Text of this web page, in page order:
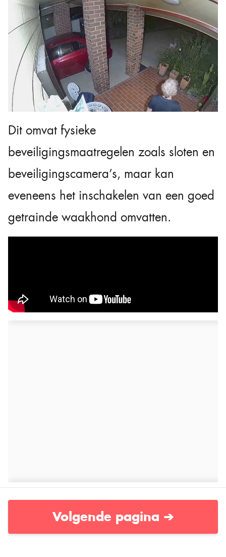
Dit omvat fysieke
beveiligingsmaatregelen zoals sloten en
beveiligingscamera’s, maar kan
eveneens het inschakelen van een goed
getrainde waakhond omvatten.
Volgende pagina ➔